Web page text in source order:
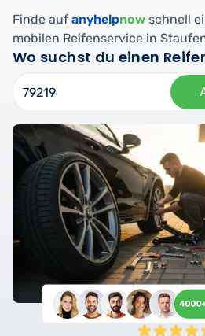
Finde auf anyhelpnow schnell
mobilen Reifenservice in
Wo suchst du einen